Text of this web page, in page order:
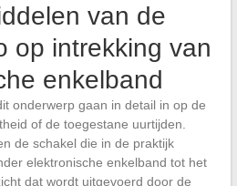
van de
op intrekking van
enkelband
onderwerp gaan in detail in op de
of de toegestane uurtijden.
de schakel die in de praktijk
elektronische enkelband tot het
dat wordt uitgevoerd door de